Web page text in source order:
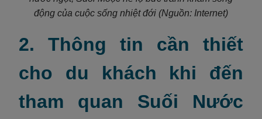
động của cuộc sống nhiệt đới (Nguồn: Internet)
2. Thông tin cần thiết
cho du khách khi đến
tham quan Suối Nước